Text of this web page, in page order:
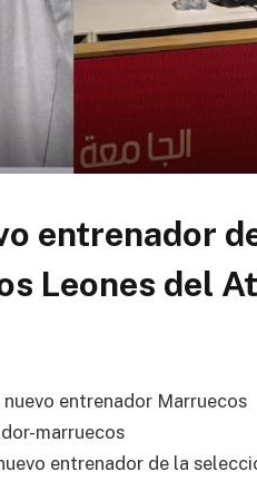
entrenador
Leones del
nuevo entrenador Marruecos
marruecos
entrenador de la